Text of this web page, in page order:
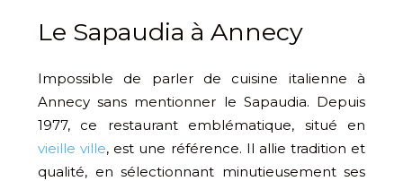
Le Sapaudia à Annecy
Impossible de parler de cuisine italienne à
Annecy sans mentionner le Sapaudia. Depuis
1977, ce restaurant emblématique, situé en
vieille ville, est une référence. Il allie tradition et
qualité, en sélectionnant minutieusement ses